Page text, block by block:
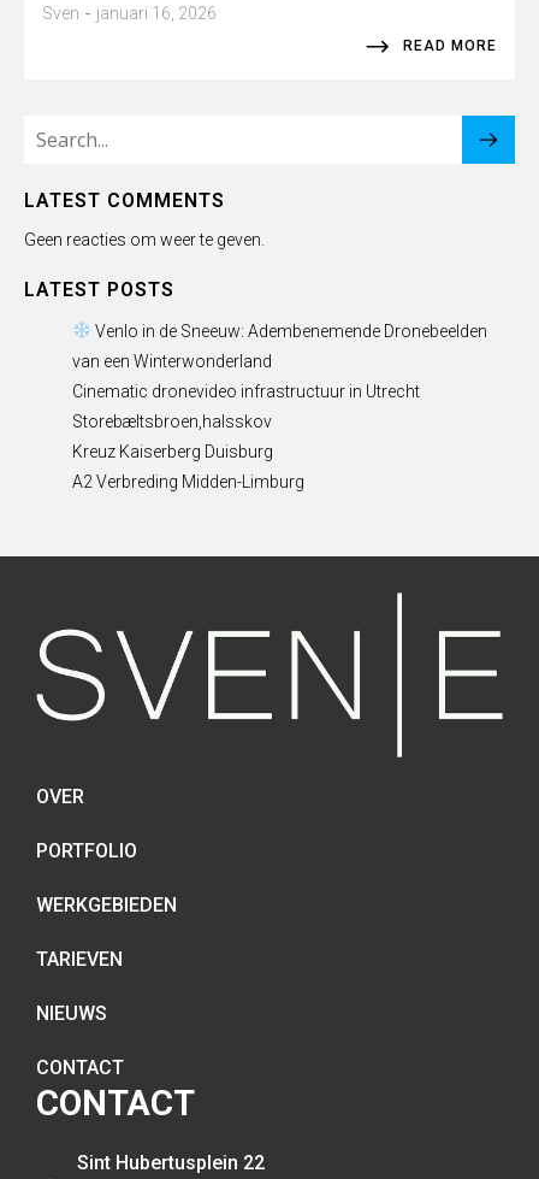
Sven - januari 16, 2026
READ MORE
LATEST COMMENTS
Geen reacties om weer te geven.
LATEST POSTS
Venlo in de Sneeuw: Adembenemende Dronebeelden
van een Winterwonderland
Cinematic dronevideo infrastructuur in Utrecht
Storebæltsbroen,halsskov
Kreuz Kaiserberg Duisburg
A2 Verbreding Midden-Limburg
OVER
PORTFOLIO
WERKGEBIEDEN
TARIEVEN
NIEUWS
CONTACT
CONTACT
Sint Hubertusplein 22